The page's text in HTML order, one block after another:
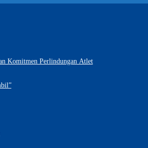
Komitmen Perlindungan Atlet